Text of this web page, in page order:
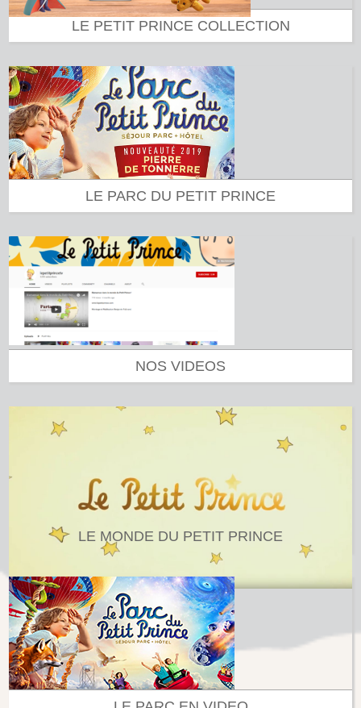
LE PETIT PRINCE COLLECTION
LE PARC DU PETIT PRINCE
NOS VIDEOS
LE MONDE DU PETIT PRINCE